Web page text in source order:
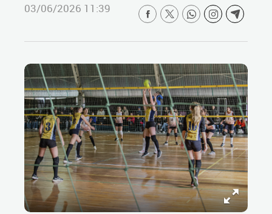
03/06/2026 11:39